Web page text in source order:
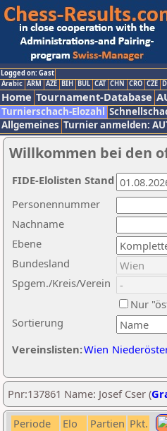
Logged on: Gast
Arabic ARM AZE BIH BUL CAT CHN CRO CZE
Home Tournament-Database
Turnierschach-Elozahl
Allgemeines Turnier anmelden:
Willkommen bei den
Nachname
Ebene
Sortierung
Personennummer
Bundesland
Spgem./Kreis/Verein
Nur
Vereinslisten:Wien
FIDE-Elolisten Stand
Pnr:137861 Name: Josef Cser (
Periode Elo Partien Pkt.